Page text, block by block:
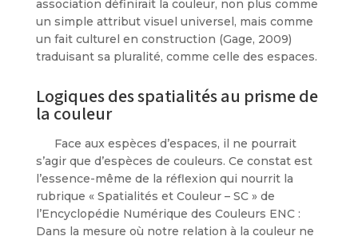
association définirait la couleur, non plus comme
un simple attribut visuel universel, mais comme
un fait culturel en construction (Gage, 2009)
traduisant sa pluralité, comme celle des espaces.
Logiques des spatialités au prisme de
la couleur
Face aux espèces d’espaces, il ne pourrait
s’agir que d’espèces de couleurs. Ce constat est
l’essence-même de la réflexion qui nourrit la
rubrique « Spatialités et Couleur – SC » de
l’Encyclopédie Numérique des Couleurs ENC :
Dans la mesure où notre relation à la couleur ne